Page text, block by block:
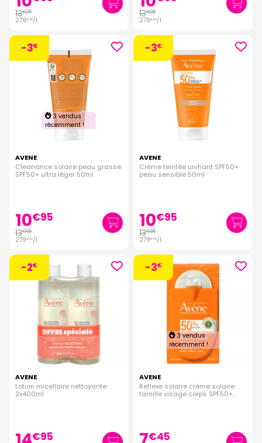
13€95
279€00/l.
13€95
279€00/l.
-3€
3 vendus
récemment !
AVENE
Cleanance solaire peau grasse
SPF50+ ultra léger 50ml
10€95
13€95
279€00/l.
-3€
AVENE
Crème teintée unifiant SPF50+
peau sensible 50ml
10€95
13€95
279€00/l.
-2€
AVENE
Lotion micellaire nettoyante
2x400ml
€95
-3€
3 vendus
récemment !
AVENE
Reflexe solaire crème solaire
famille visage corps SPF50+
€45